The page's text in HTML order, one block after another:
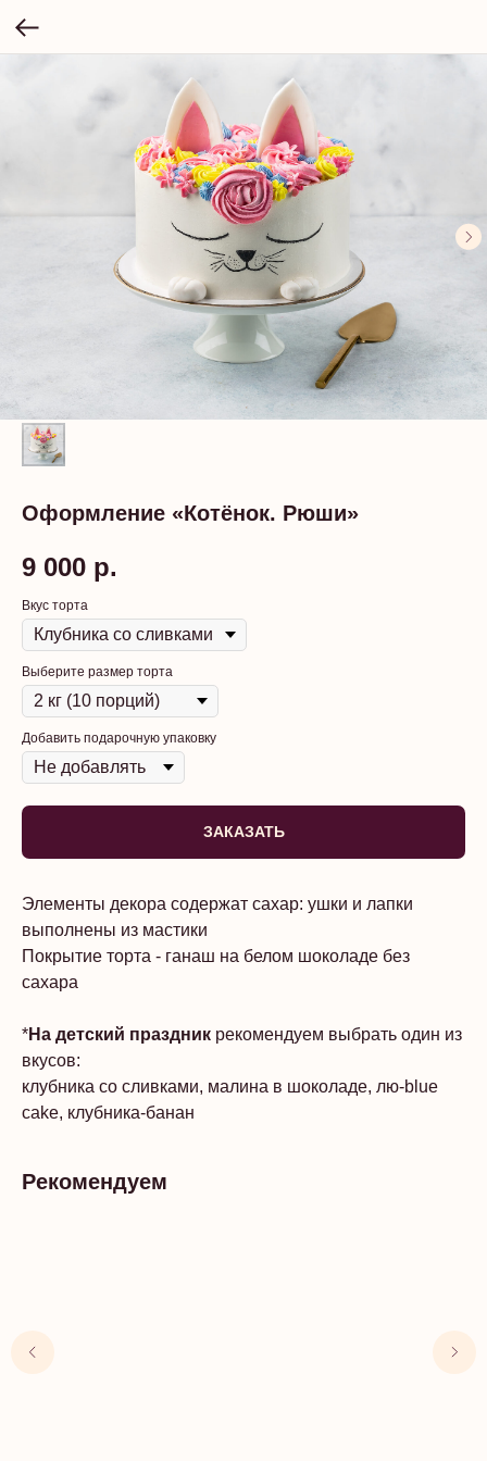
Оформление «Котёнок. Рюши»
9 000 р.
Вкус торта
Выберите размер торта
Добавить подарочную упаковку
ЗАКАЗАТЬ
Элементы декора содержат сахар: ушки и лапки
выполнены из мастики
Покрытие торта - ганаш на белом шоколаде без
сахара
*На детский праздник рекомендуем выбрать один из
вкусов:
клубника со сливками, малина в шоколаде, лю-blue
cake, клубника-банан
Рекомендуем